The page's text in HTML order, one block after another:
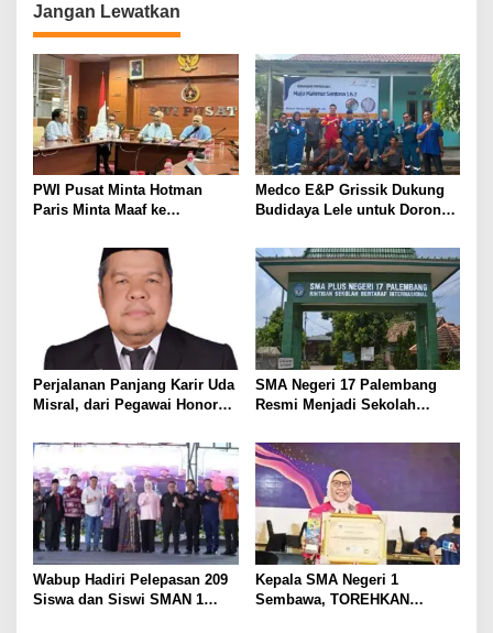
g
a
s
i
p
o
s
Jangan Lewatkan
PWI Pusat Minta Hotman
Paris Minta Maaf ke
Pers Harus Dihormati
Medco E&P Grissik Dukung
Budidaya Lele untuk Dorong
Masyarakat
Perjalanan Panjang Karir Uda
Misral, dari Pegawai Honorer
Karir Jabatan Struktural
Eselon III
SMA Negeri 17 Palembang
Resmi Menjadi Sekolah
Wabup Hadiri Pelepasan 209
Siswa dan Siswi SMAN 1
Kepala SMA Negeri 1
Sembawa, TOREHKAN